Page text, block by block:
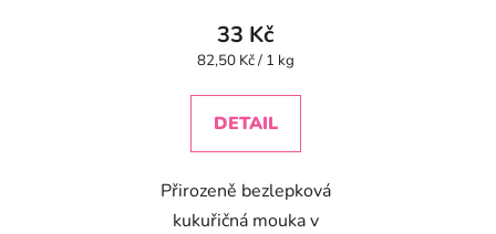
produktu
je
z
33 Kč
Měrná
82,50 Kč / 1 kg
DETAIL
Přirozeně bezlepková
kukuřičná mouka v